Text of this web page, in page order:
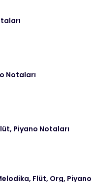
Notaları
Piyano Notaları
Flüt, Org, Piyano